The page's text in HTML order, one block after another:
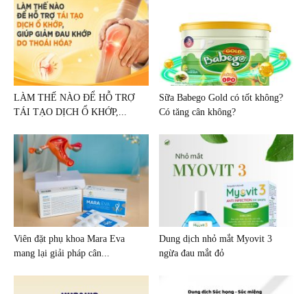
LÀM THẾ NÀO ĐỂ HỖ TRỢ
TÁI TẠO DỊCH Ổ KHỚP,...
Sữa Babego Gold có tốt không?
Có tăng cân không?
Viên đặt phụ khoa Mara Eva
mang lại giải pháp cân...
Dung dịch nhỏ mắt Myovit 3
ngừa đau mắt đỏ